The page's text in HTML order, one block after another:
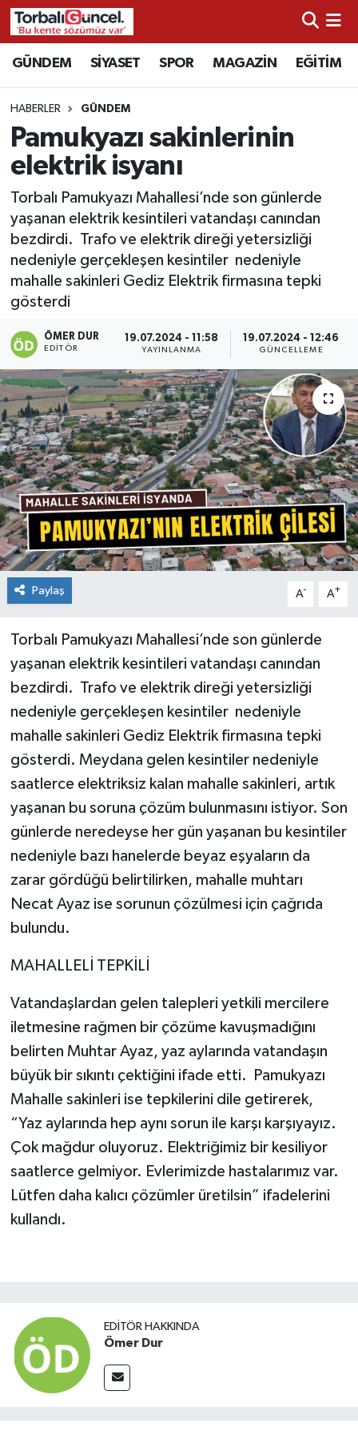
GÜNDEM SİYASET SPOR MAGAZİN EĞİTİM
HABERLER GÜNDEM
Pamukyazı sakinlerinin
elektrik isyanı
Torbalı Pamukyazı Mahallesi’nde son günlerde
yaşanan elektrik kesintileri vatandaşı canından
bezdirdi. Trafo ve elektrik direği yetersizliği
nedeniyle gerçekleşen kesintiler nedeniyle
mahalle sakinleri Gediz Elektrik firmasına tepki
gösterdi
ÖMER DUR
EDITÖR
19.07.2024 - 11:58
YAYINLANMA
19.07.2024 - 12:46
GÜNCELLEME
Paylaş A- A+
Torbalı Pamukyazı Mahallesi’nde son günlerde
yaşanan elektrik kesintileri vatandaşı canından
bezdirdi. Trafo ve elektrik direği yetersizliği
nedeniyle gerçekleşen kesintiler nedeniyle
mahalle sakinleri Gediz Elektrik firmasına tepki
gösterdi. Meydana gelen kesintiler nedeniyle
saatlerce elektriksiz kalan mahalle sakinleri, artık
yaşanan bu soruna çözüm bulunmasını istiyor. Son
günlerde neredeyse her gün yaşanan bu kesintiler
nedeniyle bazı hanelerde beyaz eşyaların da
zarar gördüğü belirtilirken, mahalle muhtarı
Necat Ayaz ise sorunun çözülmesi için çağrıda
bulundu.
MAHALLELİ TEPKİLİ
Vatandaşlardan gelen talepleri yetkili mercilere
iletmesine rağmen bir çözüme kavuşmadığını
belirten Muhtar Ayaz, yaz aylarında vatandaşın
büyük bir sıkıntı çektiğini ifade etti. Pamukyazı
Mahalle sakinleri ise tepkilerini dile getirerek,
“Yaz aylarında hep aynı sorun ile karşı karşıyayız.
Çok mağdur oluyoruz. Elektriğimiz bir kesiliyor
saatlerce gelmiyor. Evlerimizde hastalarımız var.
Lütfen daha kalıcı çözümler üretilsin” ifadelerini
kullandı.
EDITÖR HAKKINDA
Ömer Dur
İzmir Nöbetçi Eczaneler
İzmir Hava Durumu
İzmir Namaz Vakitleri
İzmir Trafik Yoğunluk Haritası
Süper Lig Puan Durumu ve Fikstür
Tüm Manşetler
Son Dakika Haberleri
Haber Arşivi